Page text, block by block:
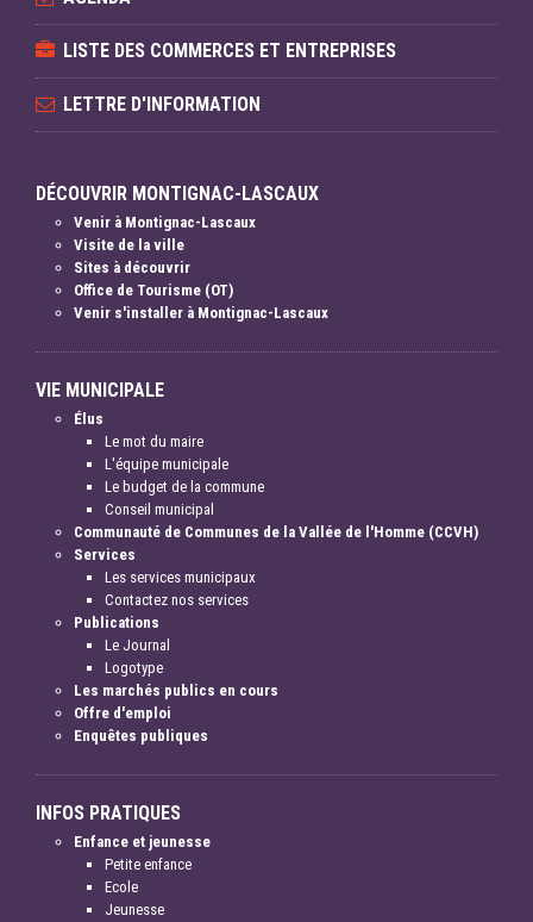
LISTE DES COMMERCES ET ENTREPRISES
LETTRE D'INFORMATION
DÉCOUVRIR MONTIGNAC-LASCAUX
Venir à Montignac-Lascaux
Visite de la ville
Sites à découvrir
Office de Tourisme (OT)
Venir s'installer à Montignac-Lascaux
VIE MUNICIPALE
Élus
Le mot du maire
L'équipe municipale
Le budget de la commune
Conseil municipal
Communauté de Communes de la Vallée de l'Homme (CCVH)
Services
Les services municipaux
Contactez nos services
Publications
Le Journal
Logotype
Les marchés publics en cours
Offre d'emploi
Enquêtes publiques
INFOS PRATIQUES
Enfance et jeunesse
Petite enfance
Ecole
Jeunesse